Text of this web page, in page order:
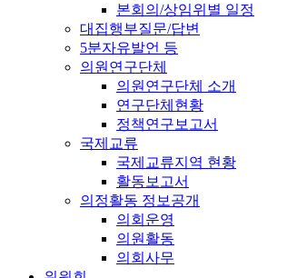
본회의/상임위별 일정
대집행부질문/답변
5분자유발언 등
의원연구단체
의원연구단체 소개
연구단체현황
정책연구보고서
국제교류
국제교류지역 현황
활동보고서
의정활동 정보공개
의회운영
의원활동
의회사무